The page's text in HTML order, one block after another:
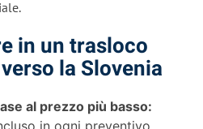
in un trasloco
la Slovenia
al prezzo più basso:
in ogni preventivo